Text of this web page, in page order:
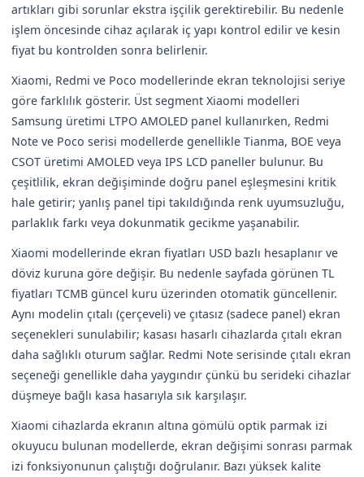
artıkları gibi sorunlar ekstra işçilik gerektirebilir. Bu nedenle
işlem öncesinde cihaz açılarak iç yapı kontrol edilir ve kesin
fiyat bu kontrolden sonra belirlenir.
Xiaomi, Redmi ve Poco modellerinde ekran teknolojisi seriye
göre farklılık gösterir. Üst segment Xiaomi modelleri
Samsung üretimi LTPO AMOLED panel kullanırken, Redmi
Note ve Poco serisi modellerde genellikle Tianma, BOE veya
CSOT üretimi AMOLED veya IPS LCD paneller bulunur. Bu
çeşitlilik, ekran değişiminde doğru panel eşleşmesini kritik
hale getirir; yanlış panel tipi takıldığında renk uyumsuzluğu,
parlaklık farkı veya dokunmatik gecikme yaşanabilir.
Xiaomi modellerinde ekran fiyatları USD bazlı hesaplanır ve
döviz kuruna göre değişir. Bu nedenle sayfada görünen TL
fiyatları TCMB güncel kuru üzerinden otomatik güncellenir.
Aynı modelin çıtalı (çerçeveli) ve çıtasız (sadece panel) ekran
seçenekleri sunulabilir; kasası hasarlı cihazlarda çıtalı ekran
daha sağlıklı oturum sağlar. Redmi Note serisinde çıtalı ekran
seçeneği genellikle daha yaygındır çünkü bu serideki cihazlar
düşmeye bağlı kasa hasarıyla sık karşılaşır.
Xiaomi cihazlarda ekranın altına gömülü optik parmak izi
okuyucu bulunan modellerde, ekran değişimi sonrası parmak
izi fonksiyonunun çalıştığı doğrulanır. Bazı yüksek kalite